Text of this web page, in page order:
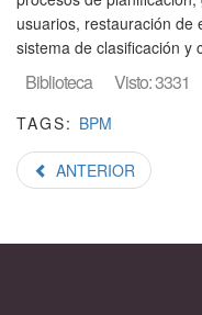
usuarios, restauración de
sistema de clasificación y
Biblioteca Visto: 3331
TAGS: BPM
ANTERIOR